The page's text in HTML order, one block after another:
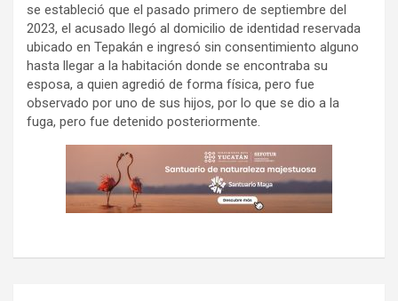
se estableció que el pasado primero de septiembre del
2023, el acusado llegó al domicilio de identidad reservada
ubicado en Tepakán e ingresó sin consentimiento alguno
hasta llegar a la habitación donde se encontraba su
esposa, a quien agredió de forma física, pero fue
observado por uno de sus hijos, por lo que se dio a la
fuga, pero fue detenido posteriormente.